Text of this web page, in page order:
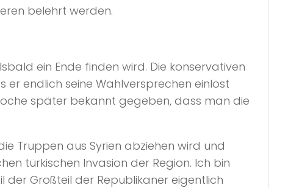
belehrt werden.
ein Ende finden wird. Die konservativen
endlich seine Wahlversprechen einlöst
später bekannt gegeben, dass man die
Truppen aus Syrien abziehen wird und
türkischen Invasion der Region. Ich bin
der Großteil der Republikaner eigentlich